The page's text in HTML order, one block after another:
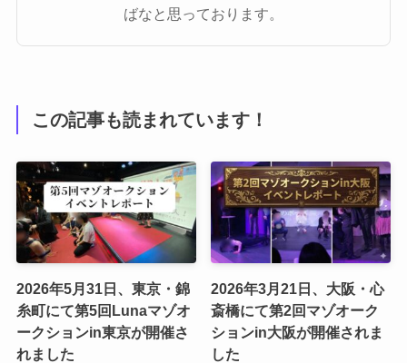
ばなと思っております。
この記事も読まれています！
2026年5月31日、東京・錦
糸町にて第5回Lunaマゾオ
ークションin東京が開催さ
れました
2026年3月21日、大阪・心
斎橋にて第2回マゾオーク
ションin大阪が開催されま
した